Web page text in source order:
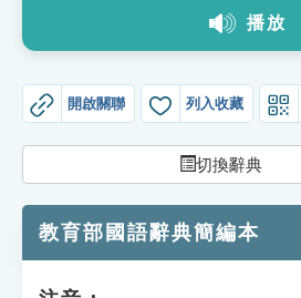
教學應用
貓頭鷹博士
播放
開啟關聯 列入收藏
切換辭典
教育部國語辭典簡編本